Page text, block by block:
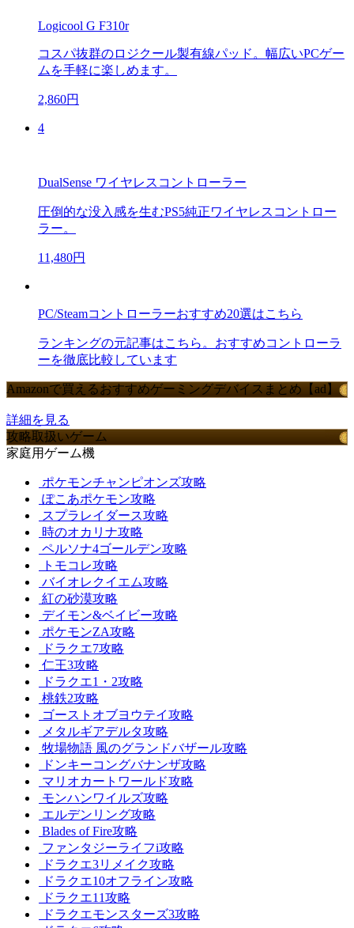
Logicool G F310r
コスパ抜群のロジクール製有線パッド。幅広いPCゲー
ムを手軽に楽しめます。
2,860円
4
DualSense ワイヤレスコントローラー
圧倒的な没入感を生むPS5純正ワイヤレスコントロー
ラー。
11,480円
PC/Steamコントローラーおすすめ20選はこちら
ランキングの元記事はこちら。おすすめコントローラ
ーを徹底比較しています
Amazonで買えるおすすめゲーミングデバイスまとめ【ad】
詳細を見る
攻略取扱いゲーム
家庭用ゲーム機
ポケモンチャンピオンズ攻略
ぽこあポケモン攻略
スプラレイダース攻略
時のオカリナ攻略
ペルソナ4ゴールデン攻略
トモコレ攻略
バイオレクイエム攻略
紅の砂漠攻略
デイモン&ベイビー攻略
ポケモンZA攻略
ドラクエ7攻略
仁王3攻略
ドラクエ1・2攻略
桃鉄2攻略
ゴーストオブヨウテイ攻略
メタルギアデルタ攻略
牧場物語 風のグランドバザール攻略
ドンキーコングバナンザ攻略
マリオカートワールド攻略
モンハンワイルズ攻略
エルデンリング攻略
Blades of Fire攻略
ファンタジーライフi攻略
ドラクエ3リメイク攻略
ドラクエ10オフライン攻略
ドラクエ11攻略
ドラクエモンスターズ3攻略